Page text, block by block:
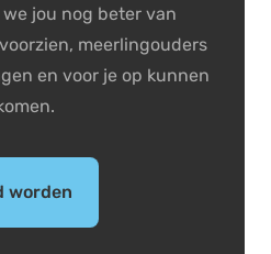
jou nog beter van
meerlingouders
en voor je op kunnen
worden